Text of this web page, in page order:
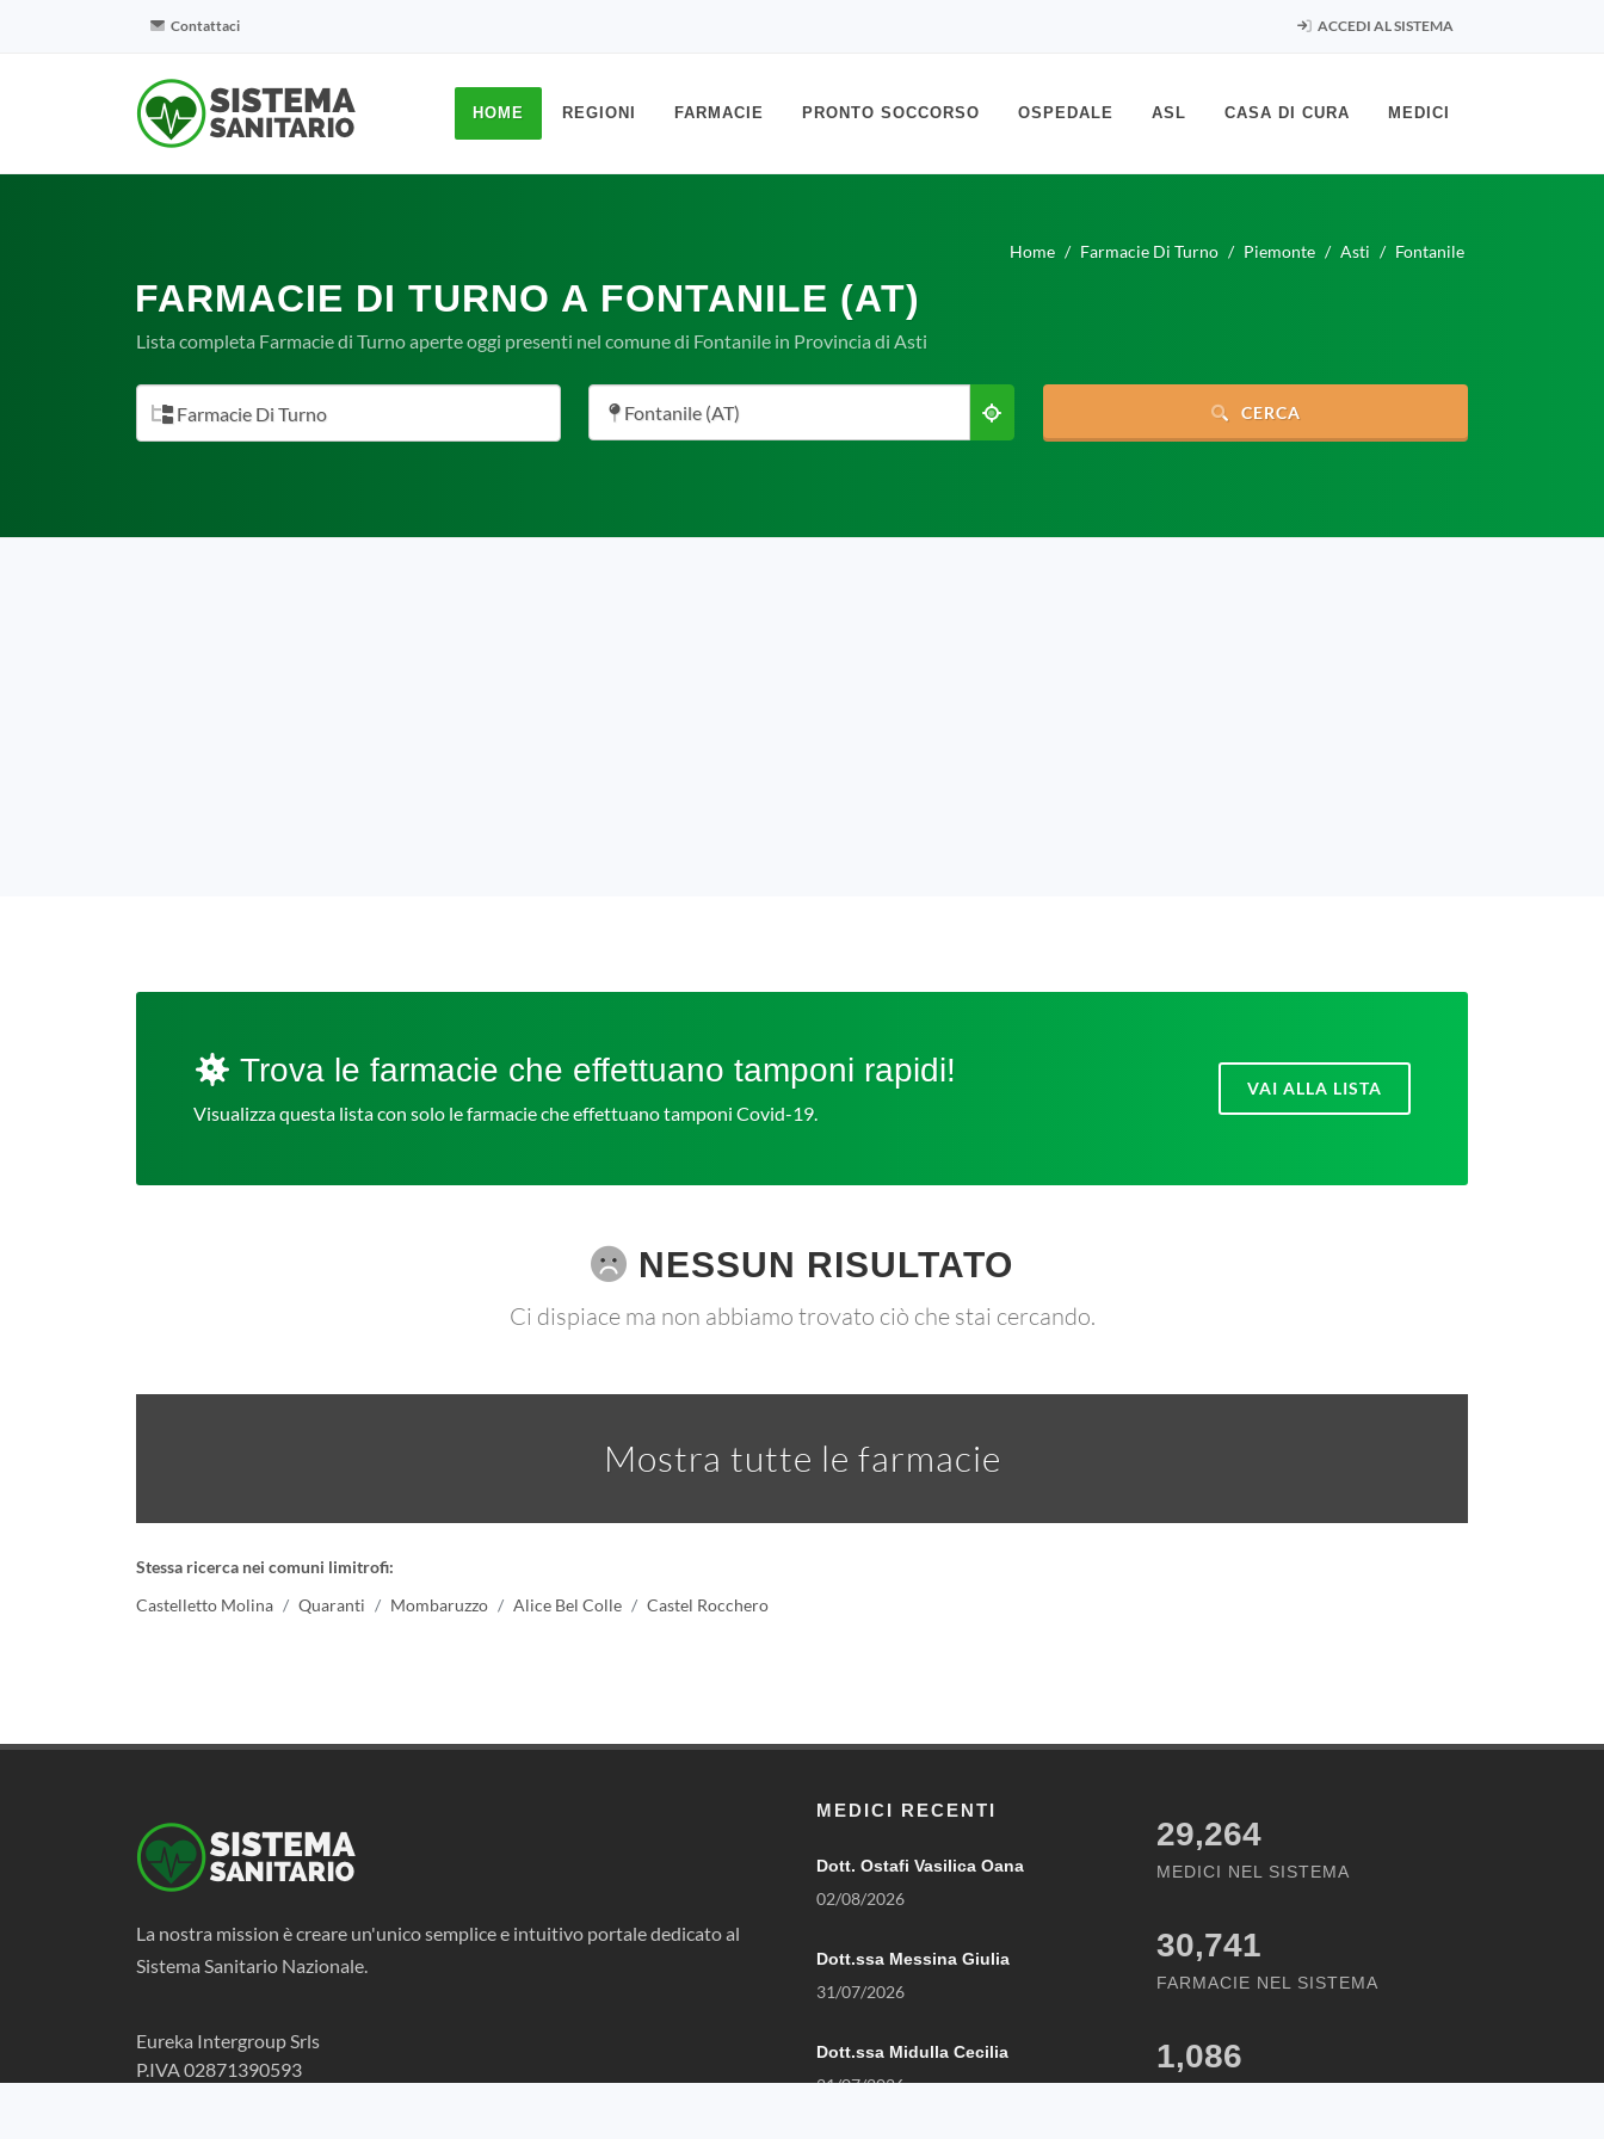
Contattaci ACCEDI AL SISTEMA
HOME REGIONI FARMACIE PRONTO SOCCORSO OSPEDALE ASL CASA DI CURA MEDICI
Home Farmacie Di Turno Piemonte Asti Fontanile
FARMACIE DI TURNO A FONTANILE (AT)
Lista completa Farmacie di Turno aperte oggi presenti nel comune di Fontanile in Provincia di Asti
Farmacie Di Turno Fontanile (AT) CERCA
Trova le farmacie che effettuano tamponi rapidi!
Visualizza questa lista con solo le farmacie che effettuano tamponi Covid-19.
VAI ALLA LISTA
NESSUN RISULTATO
Ci dispiace ma non abbiamo trovato ciò che stai cercando.
Mostra tutte le farmacie
Stessa ricerca nei comuni limitrofi:
Castelletto Molina
Quaranti Mombaruzzo Alice Bel Colle Castel Rocchero
La nostra mission è creare un'unico semplice e intuitivo portale dedicato al
Sistema Sanitario Nazionale.
Eureka Intergroup Srls
P.IVA 02871390593
MEDICI RECENTI
Dott. Ostafi Vasilica Oana
02/08/2026
Dott.ssa Messina Giulia
31/07/2026
Dott.ssa Midulla Cecilia
21/07/2026
29,264
MEDICI NEL SISTEMA
30,741
FARMACIE NEL SISTEMA
1,086